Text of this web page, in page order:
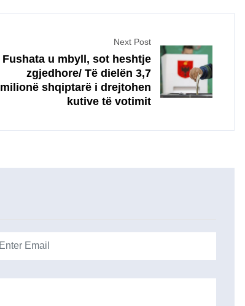
Next Post
Fushata u mbyll, sot heshtje
zgjedhore/ Të dielën 3,7
milionë shqiptarë i drejtohen
kutive të votimit